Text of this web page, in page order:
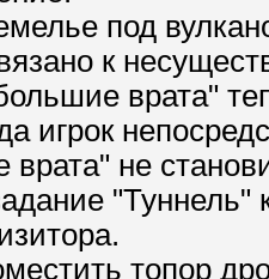
под
к
врата"
игрок
врата" не
"Туннель"
топор